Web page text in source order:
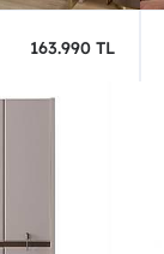
163.990 TL